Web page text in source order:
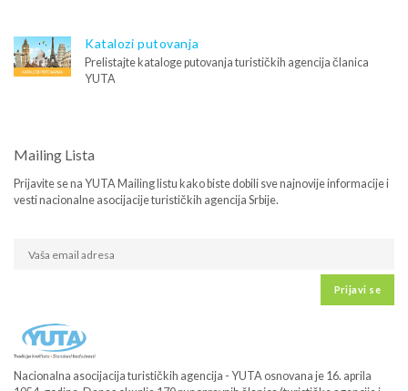
Katalozi putovanja
Prelistajte kataloge putovanja turističkih agencija članica
YUTA
Mailing Lista
Prijavite se na YUTA Mailing listu kako biste dobili sve najnovije informacije i
vesti nacionalne asocijacije turističkih agencija Srbije.
Prijavi se
Nacionalna asocijacija turističkih agencija - YUTA osnovana je 16. aprila